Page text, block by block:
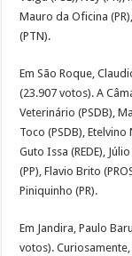
Mauro da Oficina
(PTN).
Em São Roque,
(23.907 votos). A
Veterinário (PSDB),
Toco (PSDB),
Guto Issa (REDE),
(PP), Flavio Brito
Piniquinho (PR).
Em Jandira, Paulo
votos).